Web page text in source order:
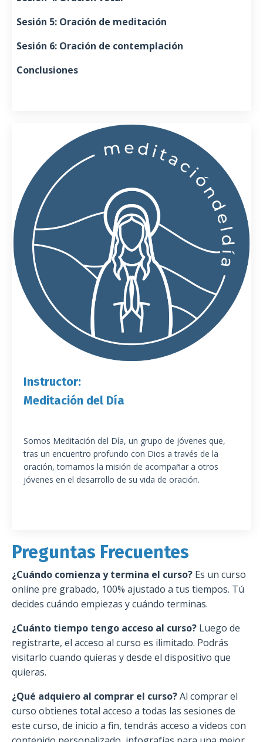
Sesión 5: Oración de meditación
Sesión 6: Oración de contemplación
Conclusiones
Instructor:
Meditación del Día
Somos Meditación del Día, un grupo de jóvenes que,
tras un encuentro profundo con Dios a través de la
oración, tomamos la misión de acompañar a otros
jóvenes en el desarrollo de su vida de oración.
Preguntas Frecuentes
¿Cuándo comienza y termina el curso? Es un curso
online pre grabado, 100% ajustado a tus tiempos. Tú
decides cuándo empiezas y cuándo terminas.
¿Cuánto tiempo tengo acceso al curso? Luego de
registrarte, el acceso al curso es ilimitado. Podrás
visitarlo cuando quieras y desde el dispositivo que
quieras.
¿Qué adquiero al comprar el curso?​Al comprar el
curso obtienes total acceso a todas las sesiones de
este curso, de inicio a fin, tendrás acceso a videos con